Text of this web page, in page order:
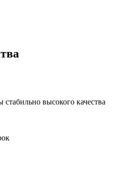
высокого качества